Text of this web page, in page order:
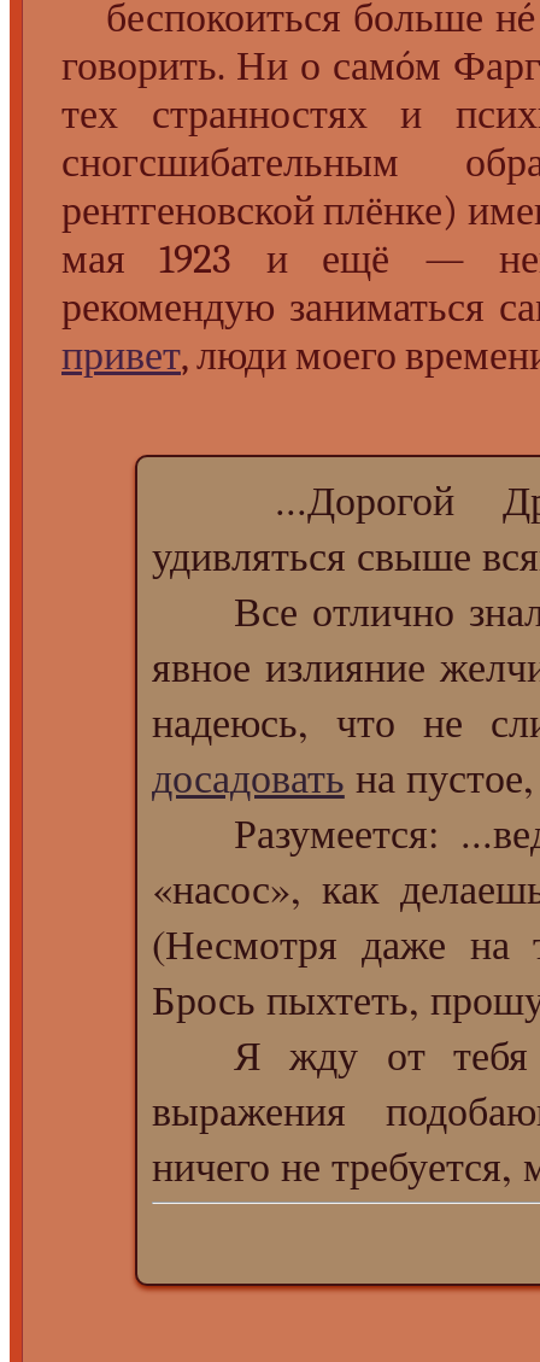
беспокоиться больше
говорить. Ни о самóм
тех странностях и
сногсшибательным
рентгеновской плёнке)
мая 1923 и ещё —
рекомендую заниматься
привет, люди моего
...Дорогой
удивляться свыше
Все отлично
явное излияние
надеюсь, что не
досадовать на
Разумеется:
«насос», как
(Несмотря даже на
Брось пыхтеть,
Я жду от тебя
выражения
ничего не